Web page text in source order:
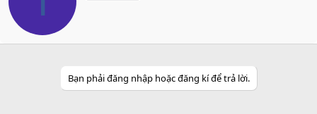
n
Bạn phải đăng nhập hoặc đăng kí để trả lời.